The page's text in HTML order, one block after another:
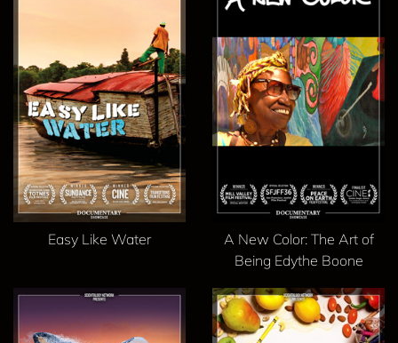
Easy Like Water
A New Color: The Art of
Being Edythe Boone